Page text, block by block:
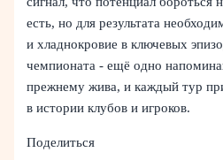
есть, но для результата
и хладнокровие в ключевых
чемпионата - ещё одно
прежнему жива, и каждый тур
в истории клубов и игроков.
Поделиться